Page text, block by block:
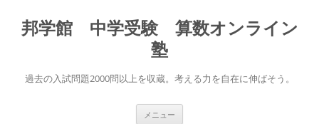
テ
ン
キ
ッ
邦学館 中学受験 算数オンライン
塾
過去の入試問題2000問以上を収蔵。考える力を自在に伸ばそう。
メニュー